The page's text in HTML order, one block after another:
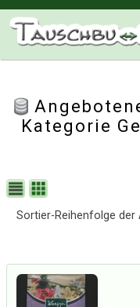
Kategorie
Sortier-Reihenfolge der